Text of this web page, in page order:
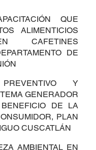
QUE
ALIMENTICIOS
CAFETINES
DE
PREVENTIVO Y
GENERADOR
BENEFICIO DE LA
PLAN
CUSCATLÁN
AMBIENTAL EN